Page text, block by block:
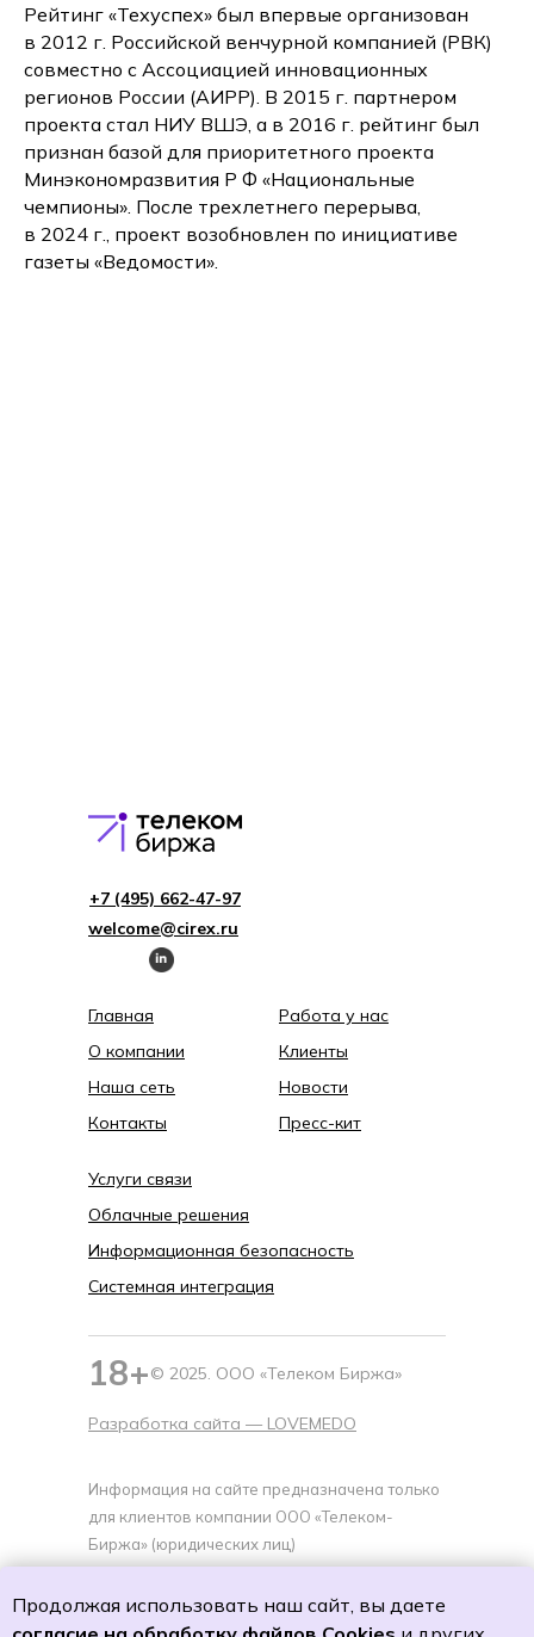
Рейтинг «Техуспех» был впервые организован
в 2012 г. Российской венчурной компанией (РВК)
совместно с Ассоциацией инновационных
регионов России (АИРР). В 2015 г. партнером
проекта стал НИУ ВШЭ, а в 2016 г. рейтинг был
признан базой для приоритетного проекта
Минэкономразвития Р Ф «Национальные
чемпионы». После трехлетнего перерыва,
в 2024 г., проект возобновлен по инициативе
газеты «Ведомости».
Главная
О компании
Наша сеть
Контакты
Работа у нас
Клиенты
Новости
Пресс-кит
welcome@cirex.ru
+7 (495) 662-4 7-97
18+© 2025. ООО «Телеком Биржа»
Разработка сайта — LOVEMEDO
Услуги связи
Облачные решения
Информационная безопасность
Системная интеграция
Информация на сайте предназначена только
для клиентов компании ООО «Телеком-
Биржа» (юридических лиц)
Политику обработки персональных данных
Продолжая использовать наш сайт, вы даете